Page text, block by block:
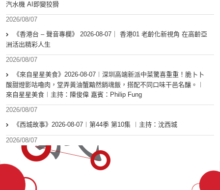
汽水機 AI即變狡猾
2026/08/07
《香港台 – 聲音專欄》 2026-08-07｜ 香港01 老齡化新視角 在高齡亞
洲活出精彩人生
2026/08/07
《來自星星美食》2026-08-07︱深圳高端新派中菜驚喜重重！脆卜卜
酸甜燈影咕嚕肉，堂弄黃油蟹黯然銷魂飯，搭配不同口味干邑名釀。︱
來自星星美食︱主持：陳俊偉 嘉賓：Philip Fung
2026/08/07
《西城故事》2026-08-07︱第44季 第10集 ︱主持：沈西城
2026/08/07